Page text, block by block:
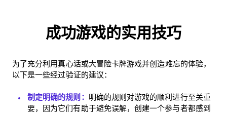
成功游戏的实用技巧
为了充分利用真心话或大冒险卡牌游戏并创造难忘的体验，
以下是一些经过验证的建议：
制定明确的规则： 明确的规则对游戏的顺利进行至关重
要，因为它们有助于避免误解，创建一个参与者都感到